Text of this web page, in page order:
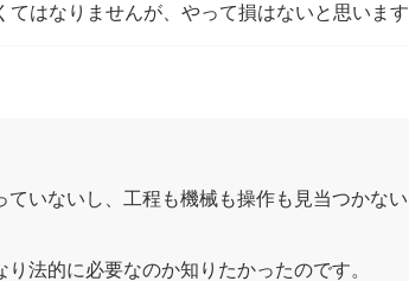
はなりませんが、やって損はないと思います
いないし、工程も機械も操作も見当つかな
法的に必要なのか知りたかったのです。